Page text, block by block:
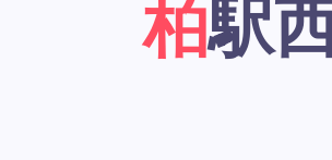
柏駅西口・串かつ居酒屋「大阪新世界